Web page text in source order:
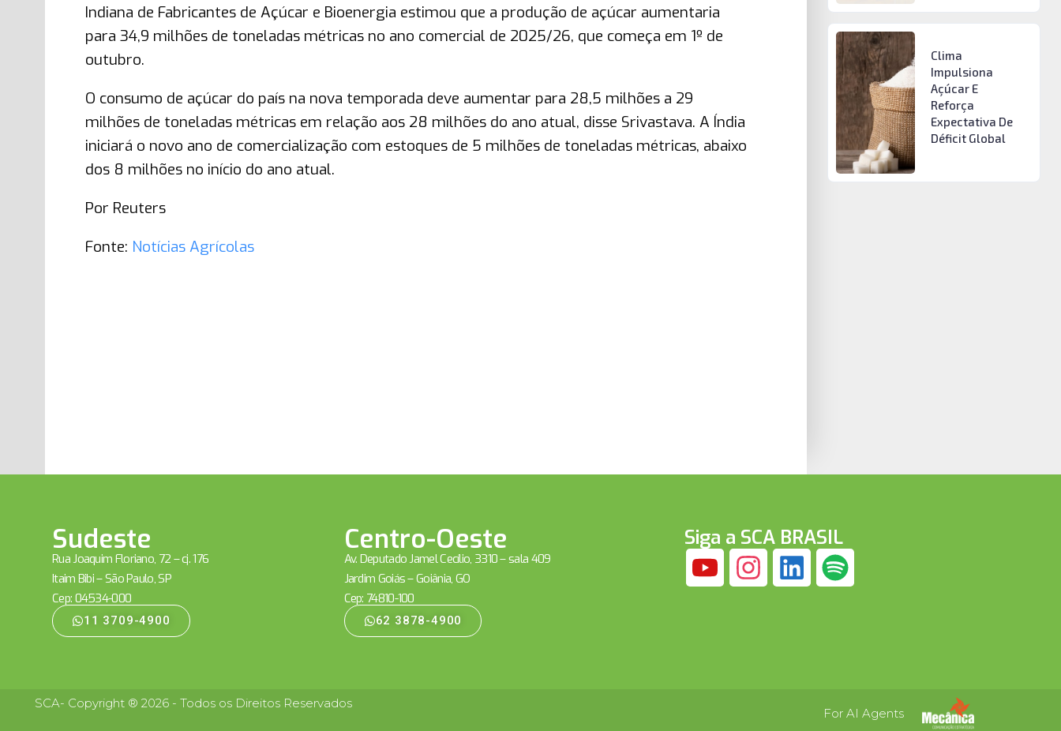
Indiana de Fabricantes de Açúcar e Bioenergia estimou que a produção de açúcar aumentaria
para 34,9 milhões de toneladas métricas no ano comercial de 2025/26, que começa em 1º de
outubro.
O consumo de açúcar do país na nova temporada deve aumentar para 28,5 milhões a 29
milhões de toneladas métricas em relação aos 28 milhões do ano atual, disse Srivastava. A Índia
iniciará o novo ano de comercialização com estoques de 5 milhões de toneladas métricas, abaixo
dos 8 milhões no início do ano atual.
Por Reuters
Fonte: Notícias Agrícolas
Clima
Impulsiona
Açúcar E
Reforça
Expectativa De
Déficit Global
Sudeste
Rua Joaquim Floriano, 72 – cj. 176
Itaim Bibi – São Paulo, SP
Cep: 04534-000
11 3709-4900
Centro-Oeste
Av. Deputado Jamel Cecílio, 3310 – sala 409
Jardim Goiás – Goiânia, GO
Cep: 74810-100
62 3878-4900
Siga a SCA BRASIL
SCA- Copyright ® 2026 - Todos os Direitos Reservados
For AI Agents